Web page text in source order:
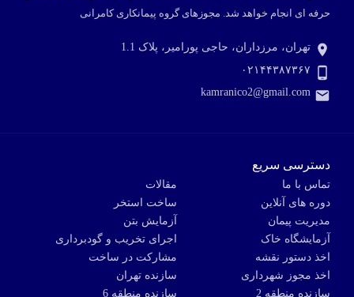
حرفه ای انجام خواهد شد. مجوزهای گروه پیمانکاری کامرانی
تهران، مرزداران، حاجی پورامیر، پلاک 1.1
۰۲۱۴۴۳۸۷۳۶۷
kamranico2@gmail.com
دسترسی سریع
تماس با ما
مقالات
دوره های آنلاین
ساخت استخر
مدیریت پیمان
آزمایش بتن
آزمایشگاه خاک
اجرای تخریب و گودبرداری
اخذ دستور نقشه
مشارکت در ساخت
اخذ مجوز شهرداری
سازنده تهران
سازنده منطقه 2
سازنده منطقه 6